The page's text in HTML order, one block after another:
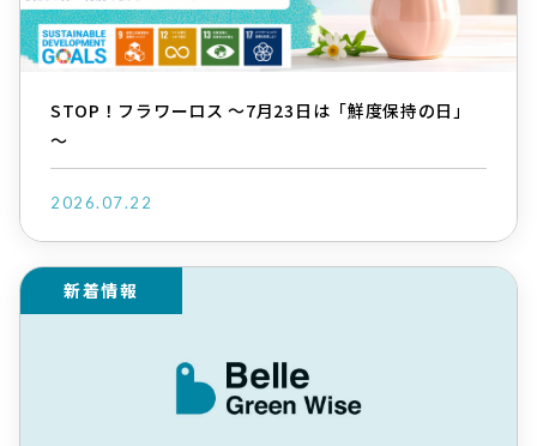
STOP！フラワーロス ～7月23日は「鮮度保持の日」
～
2026.07.22
新着情報